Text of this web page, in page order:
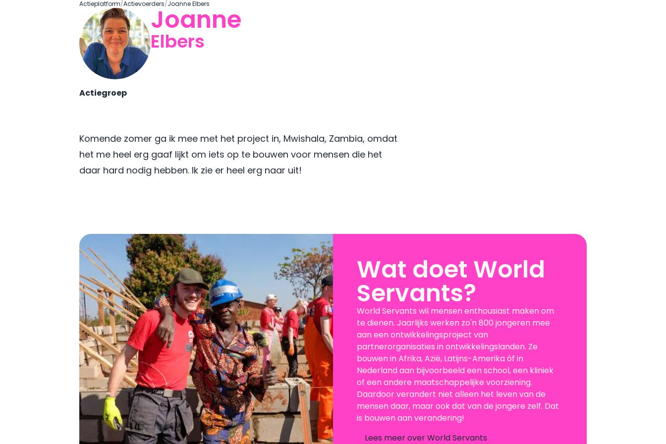
Actieplatform/Actievoerders/Joanne Elbers
Joanne
Elbers
Actiegroep
Komende zomer ga ik mee met het project in, Mwishala, Zambia, omdat
het me heel erg gaaf lijkt om iets op te bouwen voor mensen die het
daar hard nodig hebben. Ik zie er heel erg naar uit!
Wat doet World
Servants?
World Servants wil mensen enthousiast maken om
te dienen. Jaarlijks werken zo'n 800 jongeren mee
aan een ontwikkelingsproject van
partnerorganisaties in ontwikkelingslanden. Ze
bouwen in Afrika, Azië, Latijns-Amerika óf in
Nederland aan bijvoorbeeld een school, een kliniek
of een andere maatschappelijke voorziening.
Daardoor verandert niet alleen het leven van de
mensen daar, maar ook dat van de jongere zelf. Dat
is bouwen aan verandering!
Lees meer over World Servants